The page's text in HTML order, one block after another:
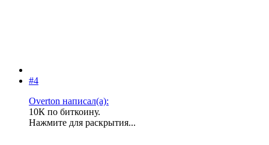
#4
Overton написал(а):
10К по биткоину.
Нажмите для раскрытия...